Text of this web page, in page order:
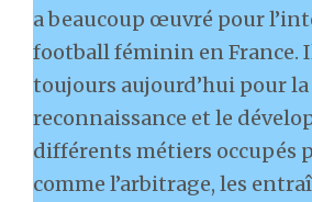
a beaucoup œuvré pour
football féminin en France.
toujours aujourd’hui pour la
reconnaissance et le
différents métiers occupés
comme l’arbitrage, les